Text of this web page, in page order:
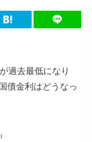
過去最低になり
債金利はどうなっ